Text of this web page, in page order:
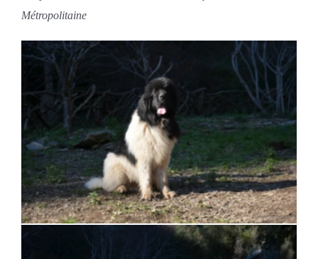
Métropolitaine